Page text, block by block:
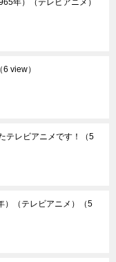
年）（テレビアニメ）
（6 view）
テレビアニメです！
（5
）（テレビアニメ）
（5